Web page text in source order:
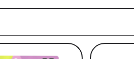
de navigation.